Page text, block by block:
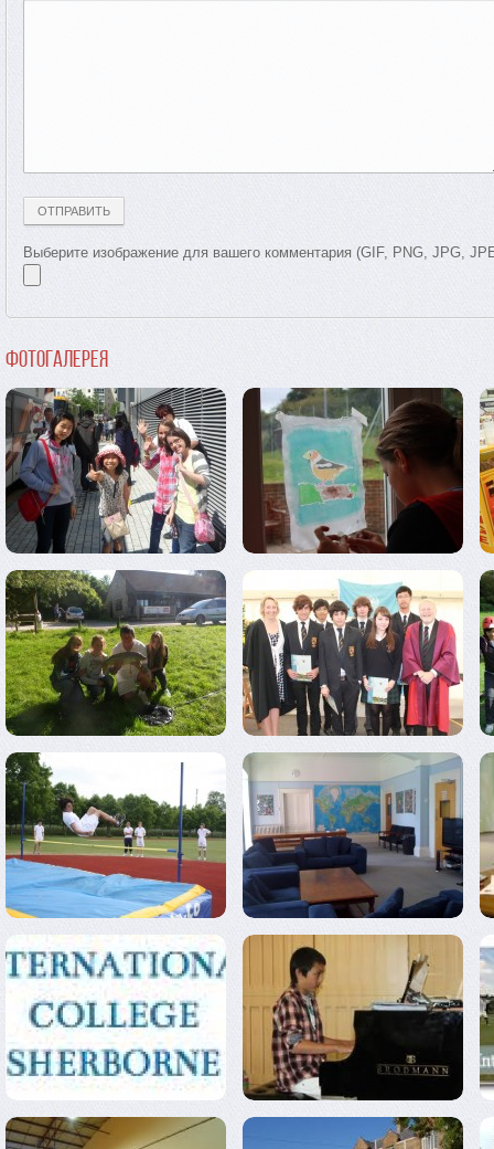
Выберите изображение для вашего комментария (GIF, PNG, JPG,
Фотогалерея